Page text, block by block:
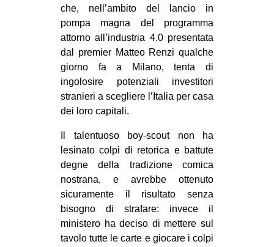
INTERNAZIONALE
AMERICHE
ESTREMO ORIENTE
EUROPA
MEDIO ORIENTE
MONDO
EVENTI
in
Fb
tw
che, nell’ambito del lancio in
pompa magna del programma
attorno all’industria 4.0 presentata
dal premier Matteo Renzi qualche
giorno fa a Milano, tenta di
ingolosire potenziali investitori
stranieri a scegliere l’Italia per casa
dei loro capitali.
Il talentuoso boy-scout non ha
lesinato colpi di retorica e battute
degne della tradizione comica
nostrana, e avrebbe ottenuto
sicuramente il risultato senza
bisogno di strafare: invece il
ministero ha deciso di mettere sul
tavolo tutte le carte e giocare i colpi